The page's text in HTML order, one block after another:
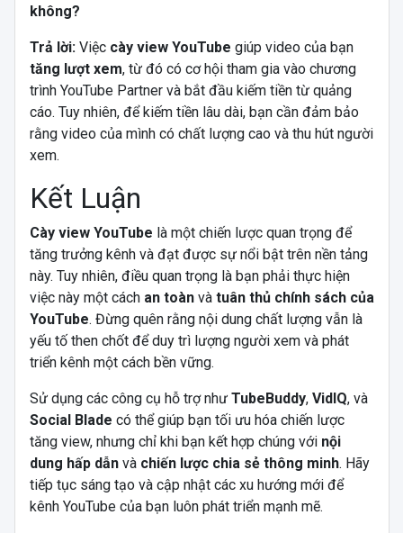
không?
Trả lời:Việc cày view YouTube giúp video của bạn
tăng lượt xem, từ đó có cơ hội tham gia vào chương
trình YouTube Partner và bắt đầu kiếm tiền từ quảng
cáo. Tuy nhiên, để kiếm tiền lâu dài, bạn cần đảm bảo
rằng video của mình có chất lượng cao và thu hút người
xem.
Kết Luận
Cày view YouTube là một chiến lược quan trọng để
tăng trưởng kênh và đạt được sự nổi bật trên nền tảng
này. Tuy nhiên, điều quan trọng là bạn phải thực hiện
việc này một cách an toànvà tuân thủ chính sách của
YouTube. Đừng quên rằng nội dung chất lượng vẫn là
yếu tố then chốt để duy trì lượng người xem và phát
triển kênh một cách bền vững.
Sử dụng các công cụ hỗ trợ như TubeBuddy, VidIQ, và
Social Blade có thể giúp bạn tối ưu hóa chiến lược
tăng view, nhưng chỉ khi bạn kết hợp chúng với nội
dung hấp dẫnvà chiến lược chia sẻ thông minh. Hãy
tiếp tục sáng tạo và cập nhật các xu hướng mới để
kênh YouTube của bạn luôn phát triển mạnh mẽ.